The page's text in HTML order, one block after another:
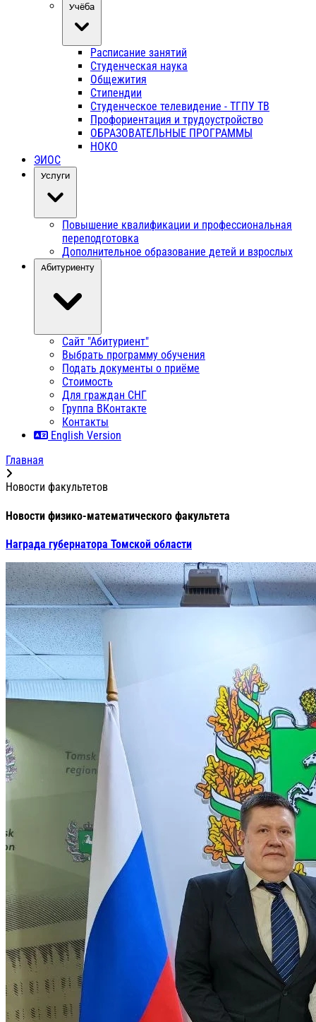
Учёба
Расписание занятий
Студенческая наука
Общежития
Стипендии
Студенческое телевидение - ТГПУ ТВ
Профориентация и трудоустройство
ОБРАЗОВАТЕЛЬНЫЕ ПРОГРАММЫ
НОКО
ЭИОС
Услуги
Повышение квалификации и профессиональная
переподготовка
Дополнительное образование детей и взрослых
Абитуриенту
Сайт "Абитуриент"
Выбрать программу обучения
Подать документы о приёме
Стоимость
Для граждан СНГ
Группа ВКонтакте
Контакты
English Version
Главная
Новости факультетов
Новости физико-математического факультета
Награда губернатора Томской области